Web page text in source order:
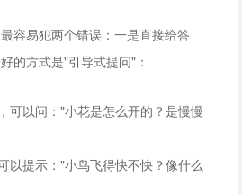
容易犯两个错误：一是直接给答
的方式是"引导式提问"：
可以问："小花是怎么开的？是慢慢
以提示："小鸟飞得快不快？像什么